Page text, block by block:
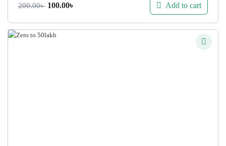
200.00৳ Original
was:
100.00৳
is:
Add to cart